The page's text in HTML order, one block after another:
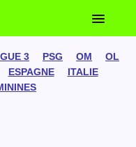
3 PSG OM
OL
ESPAGNE
ITALIE